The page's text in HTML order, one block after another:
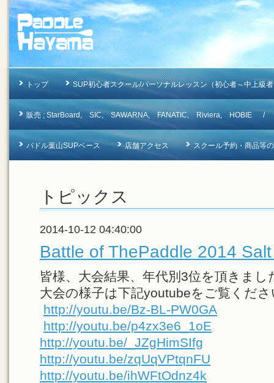
トップ SUP初心者スクール/パーソナルレッスン（初心者～中上級
販売 ; StarBoard, SIC, SAWARNA, FANATIC, Riviera, HOBIE /
パドル葉山SUPベース 店舗アクセス スクール予約・商品
トピックス
2014-10-12 04:40:00
Battle of ThePaddle 2014
皆様、大会結果、年代別3位を頂きまし
大会の様子は下記youtubeをご覧くださ
http://youtu.be/Bz-BL-PW0GA
http://youtu.be/p4zx3e6_1oE
http://youtu.be/_JZgHimSIfg
http://youtu.be/zqUqVPtqnFU
http://youtu.be/ihWFtOdnz4k